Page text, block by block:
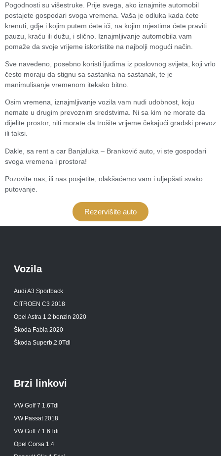
Pogodnosti su višestruke. Prije svega, ako iznajmite automobil
postajete gospodari svoga vremena. Vaša je odluka kada ćete
krenuti, gdje i kojim putem ćete ići, na kojim mjestima ćete praviti
pauzu, kraću ili dužu, i slično. Iznajmljivanje automobila vam
pomaže da svoje vrijeme iskoristite na najbolji mogući način.
Sve navedeno, posebno koristi ljudima iz poslovnog svijeta, koji vrlo
često moraju da stignu sa sastanka na sastanak, te je
manimulisanje vremenom itekako bitno.
Osim vremena, iznajmljivanje vozila vam nudi udobnost, koju
nemate u drugim prevoznim sredstvima. Ni sa kim ne morate da
dijelite prostor, niti morate da trošite vrijeme čekajući gradski prevoz
ili taksi.
Dakle, sa rent a car Banjaluka – Branković auto, vi ste gospodari
svoga vremena i prostora!
Pozovite nas, ili nas posjetite, olakšaćemo vam i uljepšati svako
putovanje.
Rezervišite auto
Vozila
Audi A3 Sportback
CITROEN C3 2018
Opel Astra 1.2 benzin 2020
Škoda Fabia 2020
Škoda Superb,2.0Tdi
Brzi linkovi
VW Golf 7 1.6Tdi
VW Passat 2018
VW Golf 7 1.6Tdi
Opel Corsa 1.4